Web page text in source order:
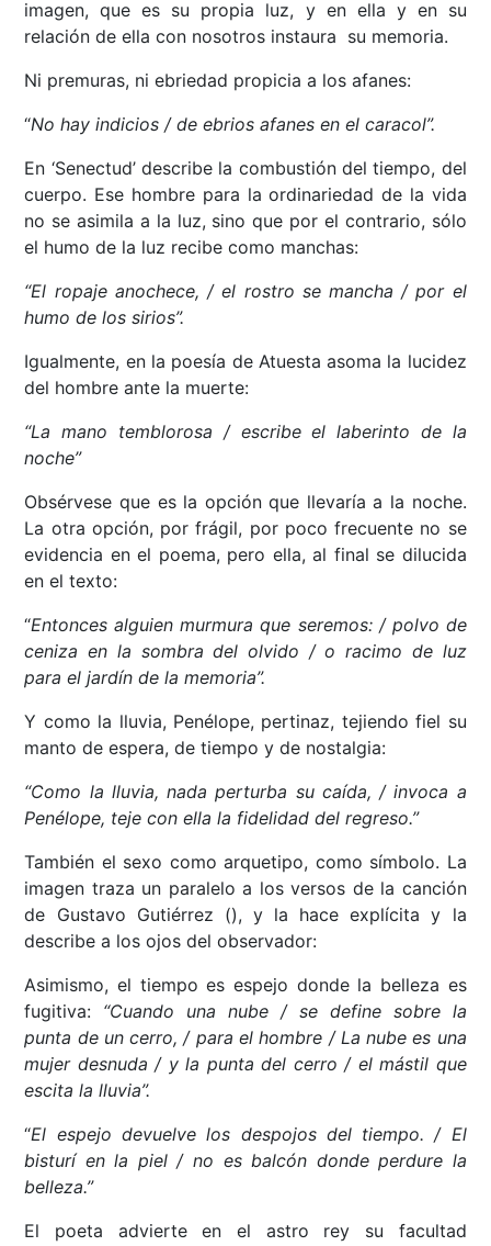
imagen, que es su propia luz, y en ella y en su
relación de ella con nosotros instaura su memoria.
Ni premuras, ni ebriedad propicia a los afanes:
“No hay indicios / de ebrios afanes en el caracol”.
En ‘Senectud’ describe la combustión del tiempo, del
cuerpo. Ese hombre para la ordinariedad de la vida
no se asimila a la luz, sino que por el contrario, sólo
el humo de la luz recibe como manchas:
“El ropaje anochece, / el rostro se mancha / por el
humo de los sirios”.
Igualmente, en la poesía de Atuesta asoma la lucidez
del hombre ante la muerte:
“La mano temblorosa / escribe el laberinto de la
noche”
Obsérvese que es la opción que llevaría a la noche.
La otra opción, por frágil, por poco frecuente no se
evidencia en el poema, pero ella, al final se dilucida
en el texto:
“Entonces alguien murmura que seremos: / polvo de
ceniza en la sombra del olvido / o racimo de luz
para el jardín de la memoria”.
Y como la lluvia, Penélope, pertinaz, tejiendo fiel su
manto de espera, de tiempo y de nostalgia:
“Como la lluvia, nada perturba su caída, / invoca a
Penélope, teje con ella la fidelidad del regreso.”
También el sexo como arquetipo, como símbolo. La
imagen traza un paralelo a los versos de la canción
de Gustavo Gutiérrez (), y la hace explícita y la
describe a los ojos del observador:
Asimismo, el tiempo es espejo donde la belleza es
fugitiva: “Cuando una nube / se define sobre la
punta de un cerro, / para el hombre / La nube es una
mujer desnuda / y la punta del cerro / el mástil que
escita la lluvia”.
“El espejo devuelve los despojos del tiempo. / El
bisturí en la piel / no es balcón donde perdure la
belleza.”
El poeta advierte en el astro rey su facultad